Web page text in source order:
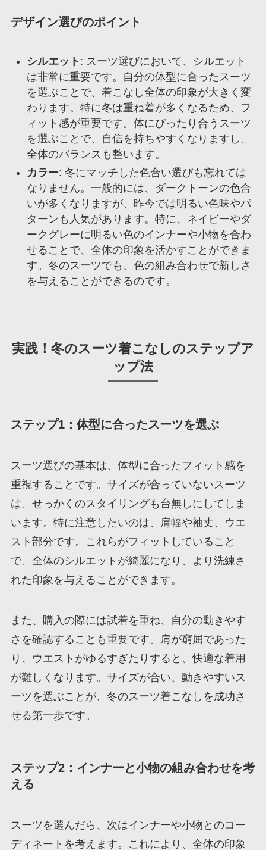
デザイン選びのポイント
シルエット : スーツ選びにおいて、シルエット
は非常に重要です。自分の体型に合ったスーツ
を選ぶことで、着こなし全体の印象が大きく変
わります。特に冬は重ね着が多くなるため、フ
ィット感が重要です。体にぴったり合うスーツ
を選ぶことで、自信を持ちやすくなりますし、
全体のバランスも整います。
カラー: 冬にマッチした色合い選びも忘れては
なりません。一般的には、ダークトーンの色合
いが多くなりますが、昨今では明るい色味やパ
ターンも人気があります。特に、ネイビーやダ
ークグレーに明るい色のインナーや小物を合わ
せることで、全体の印象を活かすことができま
す。冬のスーツでも、色の組み合わせで新しさ
を与えることができるのです。
実践！冬のスーツ着こなしのステップア
ップ法
ステップ1：体型に合ったスーツを選ぶ
スーツ選びの基本は、体型に合ったフィット感を
重視することです。サイズが合っていないスーツ
は、せっかくのスタイリングも台無しにしてしま
います。特に注意したいのは、肩幅や袖丈、ウエ
スト部分です。これらがフィットしていること
で、全体のシルエットが綺麗になり、より洗練さ
れた印象を与えることができます。
また、購入の際には試着を重ね、自分の動きやす
さを確認することも重要です。肩が窮屈であった
り、ウエストがゆるすぎたりすると、快適な着用
が難しくなります。サイズが合い、動きやすいス
ーツを選ぶことが、冬のスーツ着こなしを成功さ
せる第一歩です。
ステップ2：インナーと小物の組み合わせを考
える
スーツを選んだら、次はインナーや小物とのコー
ディネートを考えます。これにより、全体の印象